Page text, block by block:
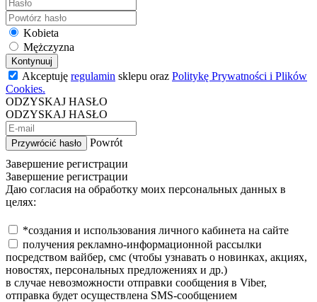
Kobieta
Mężczyzna
Kontynuuj
Akceptuję regulamin sklepu oraz Politykę Prywatności i Plików
Cookies.
ODZYSKAJ HASŁO
ODZYSKAJ HASŁO
Przywrócić hasło
Powrót
Завершение регистрации
Завершение регистрации
Даю согласия на обработку моих персональных данных в
целях:
*создания и использования личного кабинета на сайте
получения рекламно-информационной рассылки
посредством вайбер, смс (чтобы узнавать о новинках, акциях,
новостях, персональных предложениях и др.)
в случае невозможности отправки сообщения в Viber,
отправка будет осуществлена SMS-сообщением